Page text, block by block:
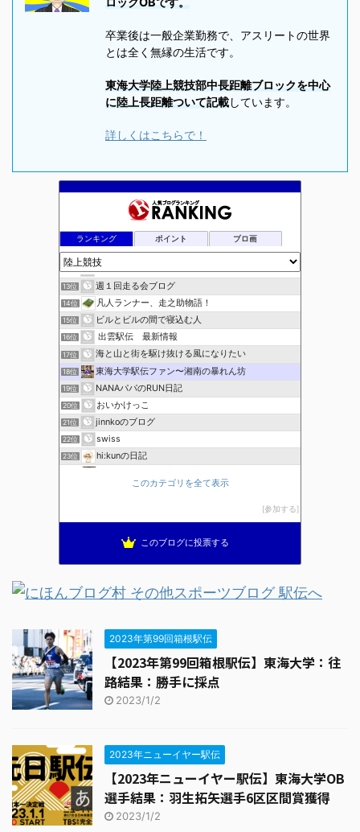
卒業後は一般企業勤務で、アスリートの世界
とは全く無縁の生活です。
東海大学陸上競技部中長距離ブロックを中心
に陸上長距離ついて記載しています。
詳しくはこちらで！
ランキング ポイント ブロ画
11位 走
12位 陸上競技ログ
13位 週１回走る会ブログ
14位 凡人ランナー、走之助物語！
15位 ビルとビルの間で寝込む人
16位 出雲駅伝 最新情報
17位 海と山と街を駆け抜ける風になりたい
18位 東海大学駅伝ファン〜湘南の暴れん坊
19位 NANAパパのRUN日記
20位 おいかけっこ
21位 jinnkoのブログ
22位 swiss
23位 hi:kunの日記
にっきのもと２００７
このカテゴリを全て表示
参加する
このブログに投票する
2023年第99回箱根駅伝
【2023年第99回箱根駅伝】東海大学：往
路結果：勝手に採点
2023/1/2
2023年ニューイヤー駅伝
【2023年ニューイヤー駅伝】東海大学OB
選手結果：羽生拓矢選手6区区間賞獲得
2023/1/2